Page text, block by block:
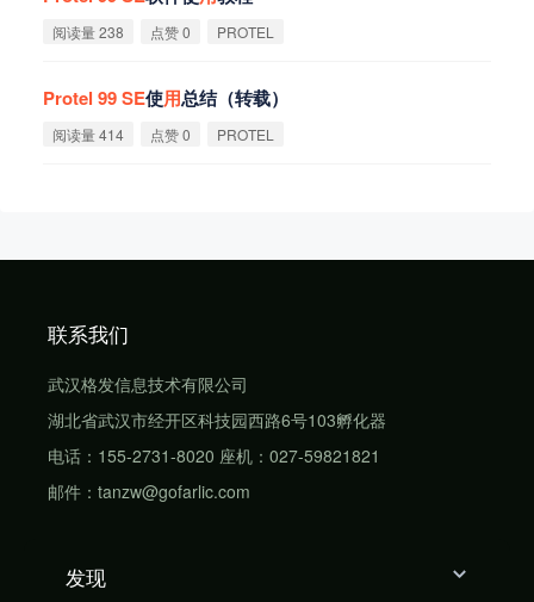
阅读量 238 点赞 0 PROTEL
Protel 99SE使用总结（转载）
阅读量 414 点赞 0 PROTEL
联系我们
武汉格发信息技术有限公司
湖北省武汉市经开区科技园西路6号103孵化器
电话：155-2731-8020 座机：027-59821821
邮件：tanzw@gofarlic.com
发现